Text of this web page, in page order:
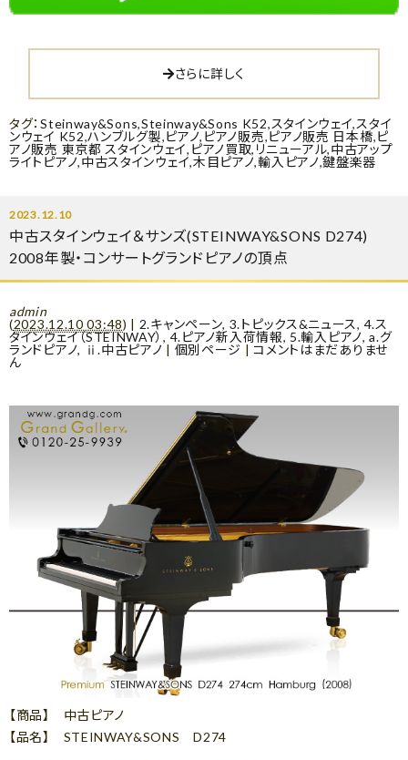
さらに詳しく
タグ：Steinway&Sons,Steinway&Sons K52,スタインウェイ,スタイ
ンウェイ K52,ハンブルグ製,ピアノ, ピアノ販売,ピアノ販売 日本橋,ピ
アノ販売 東京都 スタインウェイ, ピアノ買取, リニューアル,中古アップ
ライトピアノ,中古スタインウェイ,木目ピアノ,輸入ピアノ,鍵盤楽器
2023.12.10
中古スタインウェイ＆サンズ(STEINWAY&SONS D274)
2008年製・コンサートグランドピアノの頂点
admin
(2023.12.10 03:48) | 2.キャンペーン, 3.トピックス&ニュース, 4.ス
タインウェイ（STEINWAY）, 4.ピアノ新入荷情報, 5.輸入ピアノ,a.グ
ランドピアノ, ⅱ.中古ピアノ | 個別ページ |コメントはまだありませ
ん
【商品】 中古ピアノ
【品名】 STEINWAY&SONS D274